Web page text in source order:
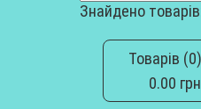
Знайдено
Товарів
0.00 грн